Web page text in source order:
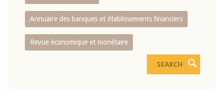
Annuaire des banques et établissements financiers
Revue économique et monétaire